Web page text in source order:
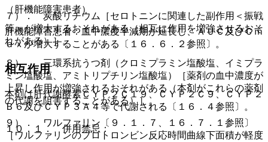
７）． 炭酸リチウム［セロトニンに関連した副作用＜振戦
等＞が増大するおそれがある（相互に作用を増強させるおそ
れがある）］。
８）． 三環系抗うつ剤（クロミプラミン塩酸塩、イミプラ
ミン塩酸塩、アミトリプチリン塩酸塩）［薬剤の血中濃度が
上昇し作用が増強されるおそれがある（本剤がこれらの薬剤
の代謝を阻害することがある）］。
９）． ワルファリン〔９．１．７、１６．７．１参照〕
［ワルファリンのプロトロンビン反応時間曲線下面積が軽度
（肝機能障害患者）
肝機能障害患者：血中濃度半減期が延長し、ＡＵＣ及びＣｍ
ａｘが増大することがある〔１６．６．２参照〕。
相互作用
本剤は肝代謝酵素ＣＹＰ２Ｃ１９、ＣＹＰ２Ｃ９、ＣＹＰ２
Ｂ６及びＣＹＰ３Ａ４等で代謝される〔１６．４参照〕。
１０．１． 併用禁忌：